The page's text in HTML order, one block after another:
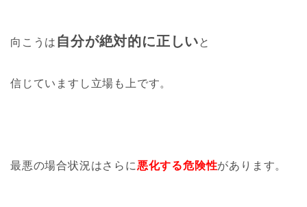
向こうは 自分が絶対的に正しいと
信じていますし立場も上です。
最悪の場合状況はさらに 悪化する危険性があります。